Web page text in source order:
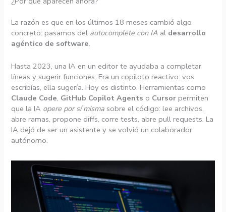
La razón es que en los últimos 18 meses cambió algo
concreto: pasamos del autocomplete con IA al desarrollo
agéntico de software.
Hasta 2023, una IA en un editor te ayudaba a completar
líneas y sugerir funciones. Era un copiloto reactivo: vos
escribías, ella sugería. Hoy es distinto. Herramientas como
Claude Code, GitHub Copilot Agents o Cursor permiten
que la IA opere por sí misma sobre el código: lee archivos,
abre ramas, propone diffs, corre tests, abre pull requests. La
IA dejó de ser un asistente y se volvió un colaborador
autónomo.